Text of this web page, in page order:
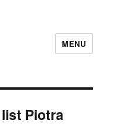
MENU
Piotra